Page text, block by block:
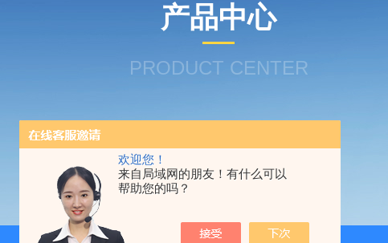
欢迎您！
来自局域网的朋友！有什么可以
帮助您的吗？
产品中心
PRODUCT CENTER